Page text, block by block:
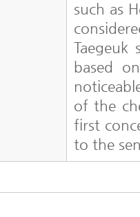
such as
Taegeuk
based
of the
first
to the